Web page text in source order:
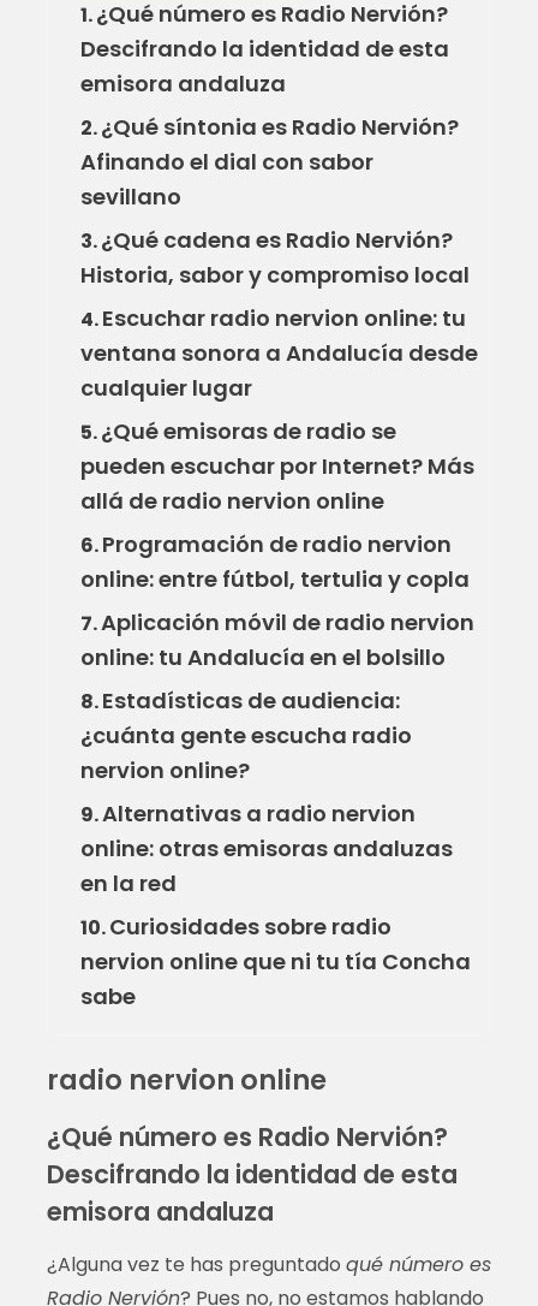
1.¿Qué número es Radio Nervión?
Descifrando la identidad de esta
emisora andaluza
2.¿Qué síntonia es Radio Nervión?
Afinando el dial con sabor
sevillano
3.¿Qué cadena es Radio Nervión?
Historia, sabor y compromiso local
4.Escuchar radio nervion online: tu
ventana sonora a Andalucía desde
cualquier lugar
5.¿Qué emisoras de radio se
pueden escuchar por Internet? Más
allá de radio nervion online
6.Programación de radio nervion
online: entre fútbol, tertulia y copla
7.Aplicación móvil de radio nervion
online: tu Andalucía en el bolsillo
8.Estadísticas de audiencia:
¿cuánta gente escucha radio
nervion online?
9.Alternativas a radio nervion
online: otras emisoras andaluzas
en la red
10.Curiosidades sobre radio
nervion online que ni tu tía Concha
sabe
radio nervion online
¿Qué número es Radio Nervión?
Descifrando la identidad de esta
emisora andaluza
¿Alguna vez te has preguntado qué número es
Radio Nervión? Pues no, no estamos hablando